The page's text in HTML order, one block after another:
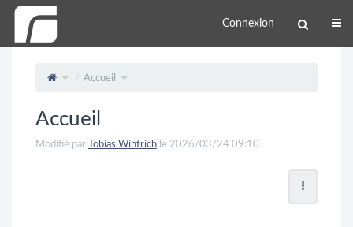
Connexion
Accueil
Accueil
Modifié par Tobias Wintrich le 2026/03/24 09:10